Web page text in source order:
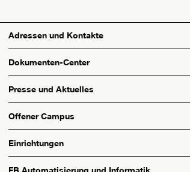
Adressen und Kontakte
Dokumenten-Center
Presse und Aktuelles
Offener Campus
Einrichtungen
FB Automatisierung und Informatik